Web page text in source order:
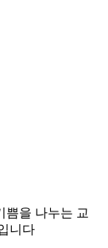
쁨을 나누는 교
니다